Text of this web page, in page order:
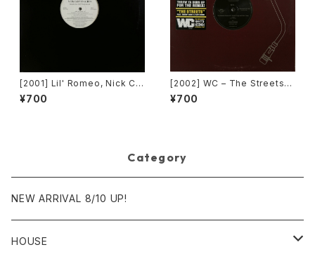
[2001] Lil' Romeo, Nick Ca
nnon & 3LW – Parents Just
Don't Understand [Jive, Ni
¥700
[2002] WC – The Streets
(Remix) [Def Jam Recordin
gs][PROMO]
¥700
Category
NEW ARRIVAL 8/10 UP!
HOUSE